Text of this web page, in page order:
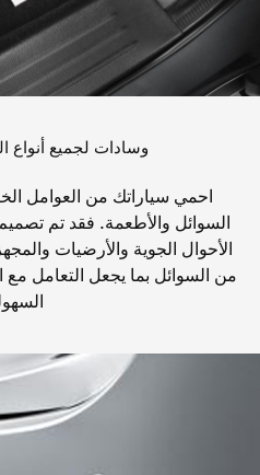
وسادات لجميع أنواع
احمي سياراتك من العوامل
السوائل والأطعمة. فقد تم
الأحوال الجوية والأرضيات
من السوائل بما يجعل التعامل